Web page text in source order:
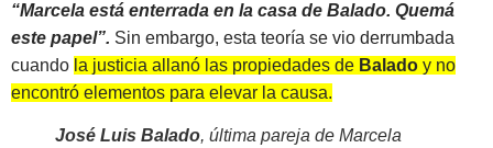
“Marcela está enterrada en la casa de Balado. Quemá
este papel”. Sin embargo, esta teoría se vio derrumbada
cuando la justicia allanó las propiedades de Balado y no
encontró elementos para elevar la causa.
José Luis Balado, última pareja de Marcela